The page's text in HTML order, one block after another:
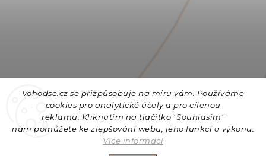
Vohodse.cz se přizpůsobuje na míru vám. Používáme
cookies pro analytické účely a pro cílenou
reklamu. Kliknutím na tlačítko "Souhlasím"
nám pomůžete ke zlepšování webu, jeho funkcí a výkonu.
Více informací
Sledovat na Instagramu